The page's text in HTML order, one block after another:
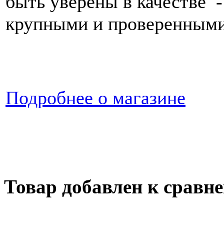
крупными и
Подробнее о магазине
Товар добавлен к